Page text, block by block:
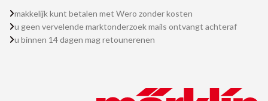
makkelijk kunt betalen met Wero zonder kosten
u geen vervelende marktonderzoek mails ontvangt achteraf
u binnen 14 dagen mag retounerenen